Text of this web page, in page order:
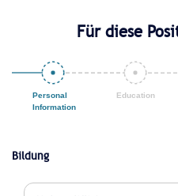
Für diese
Bildung